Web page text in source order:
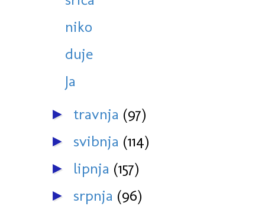
niko
duje
Ja
► travnja (97)
► svibnja (114)
► lipnja (157)
► srpnja (96)